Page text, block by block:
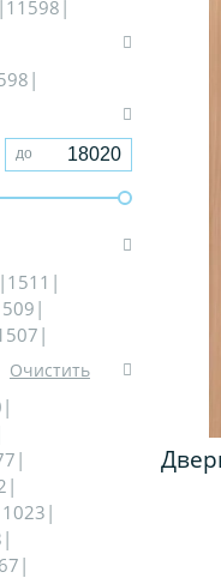
|11598|
до
|1511|
Очистить